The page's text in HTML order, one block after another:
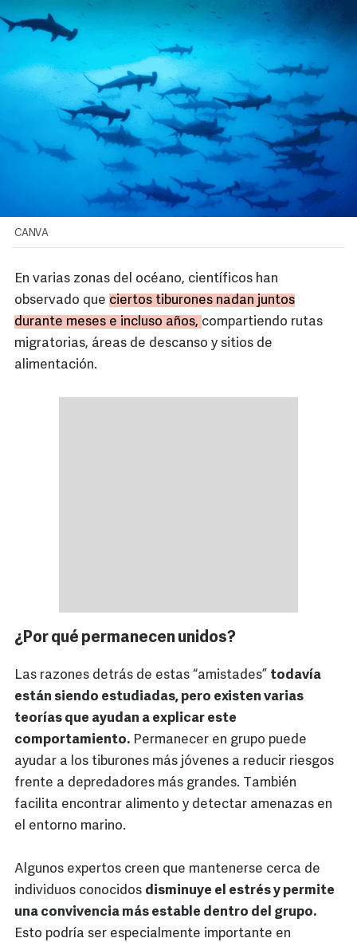
CANVA
En varias zonas del océano, científicos han
observado que ciertos tiburones nadan juntos
durante meses e incluso años, compartiendo rutas
migratorias, áreas de descanso y sitios de
alimentación.
¿Por qué permanecen unidos?
Las razones detrás de estas “amistades” todavía
están siendo estudiadas, pero existen varias
teorías que ayudan a explicar este
comportamiento. Permanecer en grupo puede
ayudar a los tiburones más jóvenes a reducir riesgos
frente a depredadores más grandes. También
facilita encontrar alimento y detectar amenazas en
el entorno marino.
Algunos expertos creen que mantenerse cerca de
individuos conocidos disminuye el estrés y permite
una convivencia más estable dentro del grupo.
Esto podría ser especialmente importante en